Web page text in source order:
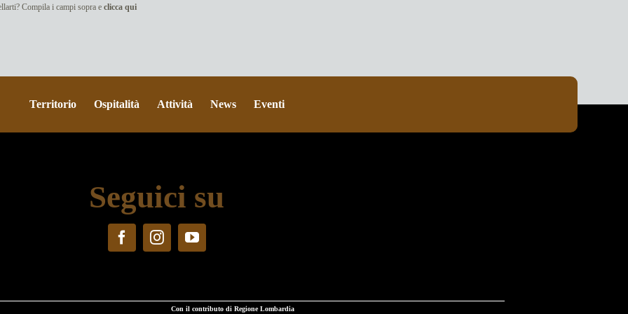
Compila i campi sopra e clicca qui
Territorio Ospitalità Attività News Eventi
Seguici su
Con il contributo di Regione Lombardia